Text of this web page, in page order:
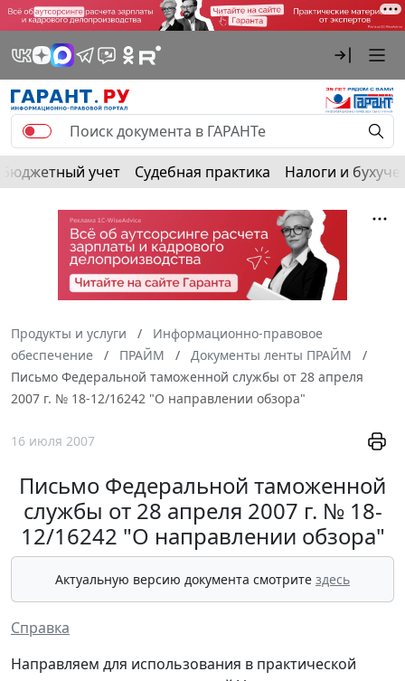
Бюджетный учет Судебная практика Налоги и
Продукты и услуги
Информационно-правовое
обеспечение
ПРАЙМ
Документы ленты ПРАЙМ
Письмо Федеральной таможенной службы от 28 апреля
2007 г. № 18-12/16242 "О направлении обзора"
16 июля 2007
Письмо Федеральной таможенной
службы от 28 апреля 2007 г. № 18-
12/16242 "О направлении обзора"
Актуальную версию документа смотрите здесь
Справка
Направляем для использования в практической